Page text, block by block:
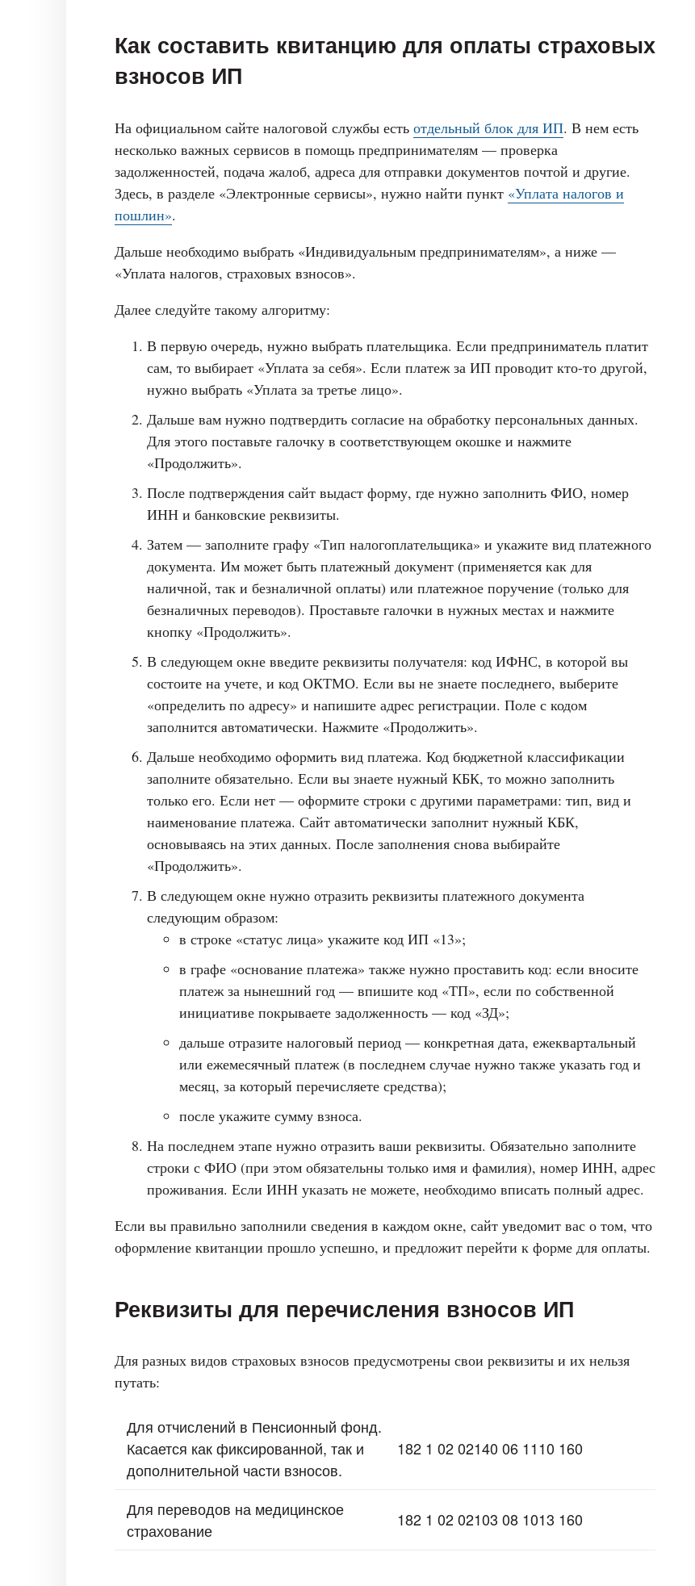
Как составить квитанцию для оплаты страховых
взносов ИП
На официальном сайте налоговой службы есть отдельный блок для ИП. В нем есть
несколько важных сервисов в помощь предпринимателям — проверка
задолженностей, подача жалоб, адреса для отправки документов почтой и другие.
Здесь, в разделе «Электронные сервисы», нужно найти пункт «Уплата налогов и
пошлин».
Дальше необходимо выбрать «Индивидуальным предпринимателям», а ниже —
«Уплата налогов, страховых взносов».
Далее следуйте такому алгоритму:
В первую очередь, нужно выбрать плательщика. Если предприниматель платит
сам, то выбирает «Уплата за себя». Если платеж за ИП проводит кто-то другой,
нужно выбрать «Уплата за третье лицо».
Дальше вам нужно подтвердить согласие на обработку персональных данных.
Для этого поставьте галочку в соответствующем окошке и нажмите
«Продолжить».
После подтверждения сайт выдаст форму, где нужно заполнить ФИО, номер
ИНН и банковские реквизиты.
Затем — заполните графу «Тип налогоплательщика» и укажите вид платежного
документа. Им может быть платежный документ (применяется как для
наличной, так и безналичной оплаты) или платежное поручение (только для
безналичных переводов). Проставьте галочки в нужных местах и нажмите
кнопку «Продолжить».
В следующем окне введите реквизиты получателя: код ИФНС, в которой вы
состоите на учете, и код ОКТМО. Если вы не знаете последнего, выберите
«определить по адресу» и напишите адрес регистрации. Поле с кодом
заполнится автоматически. Нажмите «Продолжить».
Дальше необходимо оформить вид платежа. Код бюджетной классификации
заполните обязательно. Если вы знаете нужный КБК, то можно заполнить
только его. Если нет — оформите строки с другими параметрами: тип, вид и
наименование платежа. Сайт автоматически заполнит нужный КБК,
основываясь на этих данных. После заполнения снова выбирайте
«Продолжить».
В следующем окне нужно отразить реквизиты платежного документа
следующим образом:
в строке «статус лица» укажите код ИП «13»;
в графе «основание платежа» также нужно проставить код: если вносите
платеж за нынешний год — впишите код «ТП», если по собственной
инициативе покрываете задолженность — код «ЗД»;
дальше отразите налоговый период — конкретная дата, ежеквартальный
или ежемесячный платеж (в последнем случае нужно также указать год и
месяц, за который перечисляете средства);
после укажите сумму взноса.
На последнем этапе нужно отразить ваши реквизиты. Обязательно заполните
строки с ФИО (при этом обязательны только имя и фамилия), номер ИНН, адрес
проживания. Если ИНН указать не можете, необходимо вписать полный адрес.
Если вы правильно заполнили сведения в каждом окне, сайт уведомит вас о том, что
оформление квитанции прошло успешно, и предложит перейти к форме для оплаты.
Реквизиты для перечисления взносов ИП
Для разных видов страховых взносов предусмотрены свои реквизиты и их нельзя
путать:
Для отчислений в Пенсионный фонд.
Касается как фиксированной, так и
дополнительной части взносов.
182 1 02 02140 06 1110 160
Для переводов на медицинское
страхование
182 1 02 02103 08 1013 160